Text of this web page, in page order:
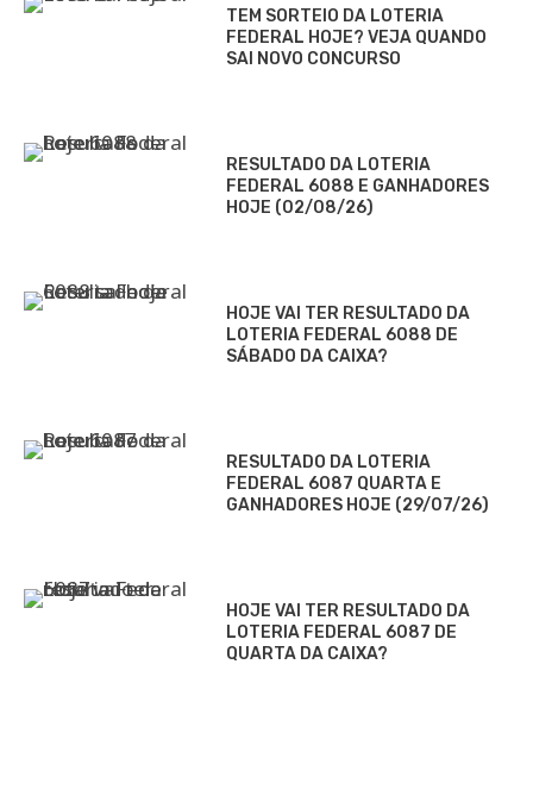
TEM SORTEIO DA LOTERIA
FEDERAL HOJE? VEJA QUANDO
SAI NOVO CONCURSO
RESULTADO DA LOTERIA
FEDERAL 6088 E GANHADORES
HOJE (02/08/26)
HOJE VAI TER RESULTADO DA
LOTERIA FEDERAL 6088 DE
SÁBADO DA CAIXA?
RESULTADO DA LOTERIA
FEDERAL 6087 QUARTA E
GANHADORES HOJE (29/07/26)
HOJE VAI TER RESULTADO DA
LOTERIA FEDERAL 6087 DE
QUARTA DA CAIXA?